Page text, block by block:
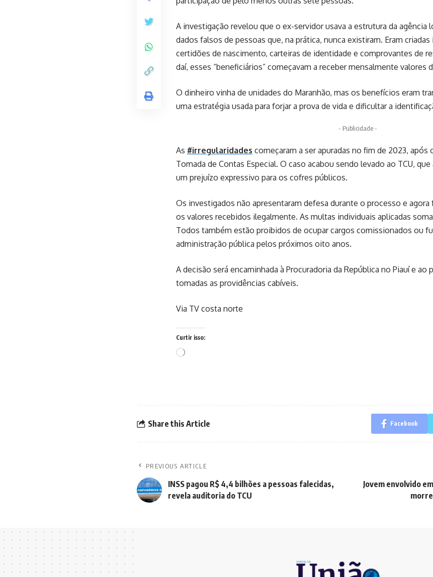
A investigação revelou que o ex-servidor usava a estrutura da agência
dados falsos de pessoas que, na prática, nunca existiram. Eram
certidões de nascimento, carteiras de identidade e comprovantes de
daí, esses “beneficiários” começavam a receber mensalmente valores
O dinheiro vinha de unidades do Maranhão, mas os benefícios eram
uma estratégia usada para forjar a prova de vida e dificultar a
- Publicidade -
As #irregularidades começaram a ser apuradas no fim de 2023, após
Tomada de Contas Especial. O caso acabou sendo levado ao TCU,
um prejuízo expressivo para os cofres públicos.
Os investigados não apresentaram defesa durante o processo e
os valores recebidos ilegalmente. As multas individuais aplicadas
Todos também estão proibidos de ocupar cargos comissionados ou
administração pública pelos próximos oito anos.
A decisão será encaminhada à Procuradoria da República no Piauí e ao
tomadas as providências cabíveis.
Via TV costa norte
Curtir isso:
Carregando...
Share this Article Facebook
PREVIOUS ARTICLE
INSS pagou R$ 4,4 bilhões a pessoas falecidas,
revela auditoria do TCU
Jovem envolvido
morre